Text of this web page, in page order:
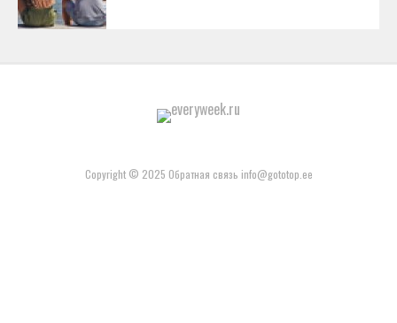
Copyright © 2025 Обратная связь info@gototop.ee